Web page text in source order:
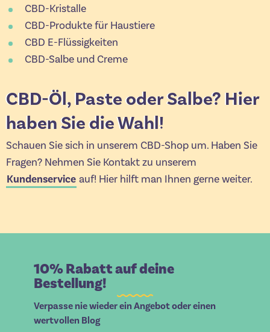
CBD-Kristalle
CBD-Produkte für Haustiere
CBD E-Flüssigkeiten
CBD-Salbe und Creme
CBD-Öl, Paste oder Salbe? Hier
haben Sie die Wahl!
Schauen Sie sich in unserem CBD-Shop um. Haben Sie
Fragen? Nehmen Sie Kontakt zu unserem
Kundenservice auf! Hier hilft man Ihnen gerne weiter.
10% Rabatt auf deine
Bestellung!
Verpasse nie wieder ein Angebot oder einen
wertvollen Blog